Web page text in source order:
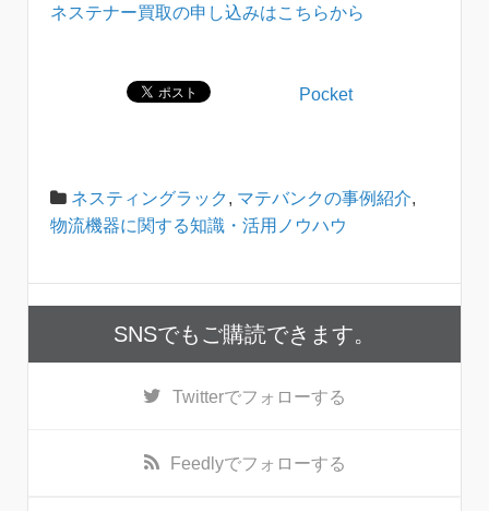
ネステナー買取の申し込みはこちらから
Pocket
ネスティングラック , マテバンクの事例紹介,
物流機器に関する知識・活用ノウハウ
SNSでもご購読できます。
Twitterでフォローする
Feedlyでフォローする